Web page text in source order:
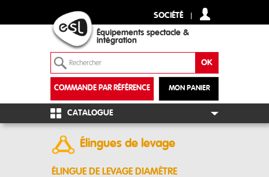
SOCIÉTÉ
Équipements spectacle &
intégration
MON PANIER
COMMANDE PAR RÉFÉRENCE
+
CATALOGUE
Élingues de levage
ÉLINGUE DE LEVAGE DIAMÈTRE